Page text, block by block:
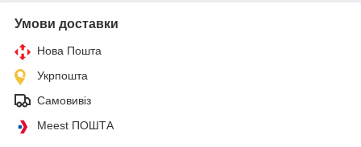
Умови доставки
Нова Пошта
Укрпошта
Самовивіз
Meest ПОШТА